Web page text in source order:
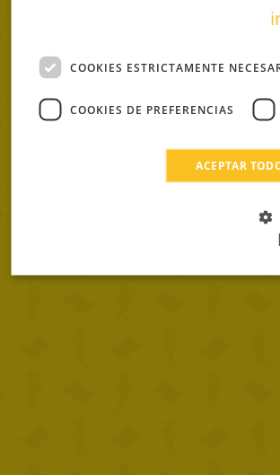
COOKIES ESTRICTAMENTE
COOKIES DE PREFERENCIAS
ACEPTAR